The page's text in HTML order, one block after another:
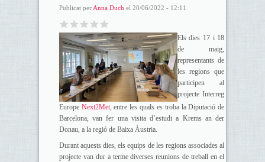
Publicat per Anna Duch el 20/06/2022 - 12:11
Els dies 17 i 18
de maig,
representants de
les regions que
participen al
projecte Interreg
Europe Next2Met, entre les quals es troba la Diputació de
Barcelona, van fer una visita d’estudi a Krems an der
Donau, a la regió de Baixa Àustria.
Durant aquests dies, els equips de les regions associades al
projecte van dur a terme diverses reunions de treball en el